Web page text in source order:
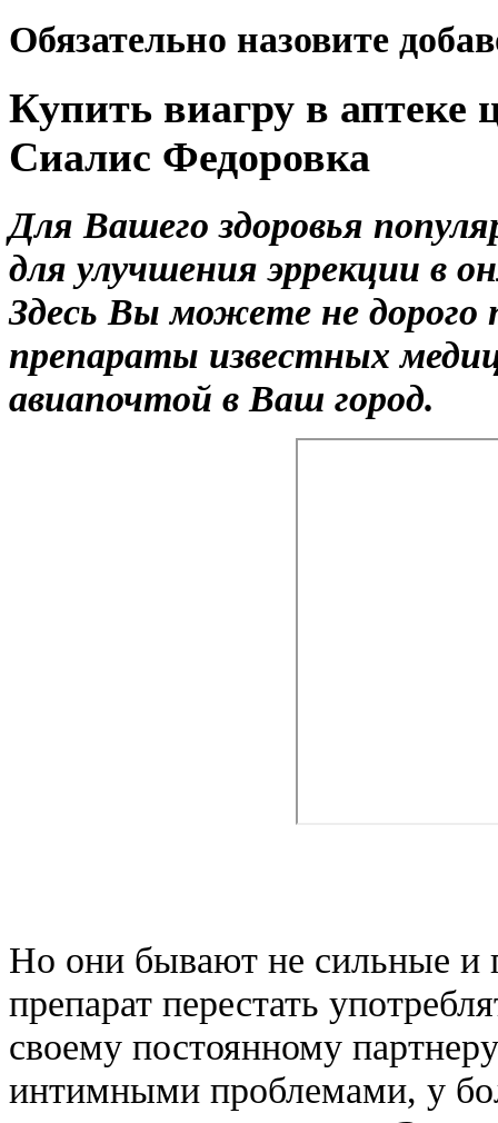
Обязательно назовите
Купить виагру в аптеке
Сиалис Федоровка
Для Вашего здоровья
для улучшения эррекции в
Здесь Вы можете не дорого
препараты известных
авиапочтой в Ваш город.
Но они бывают не сильные и
препарат перестать
своему постоянному
интимными проблемами, у